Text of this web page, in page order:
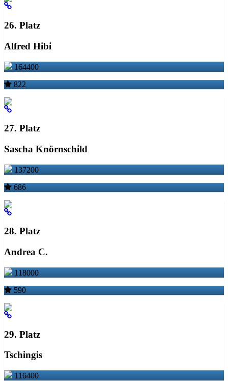
26. Platz
Alfred Hibi
164400
822
27. Platz
Sascha Knörnschild
137200
686
28. Platz
Andrea C.
118000
590
29. Platz
Tschingis
116400